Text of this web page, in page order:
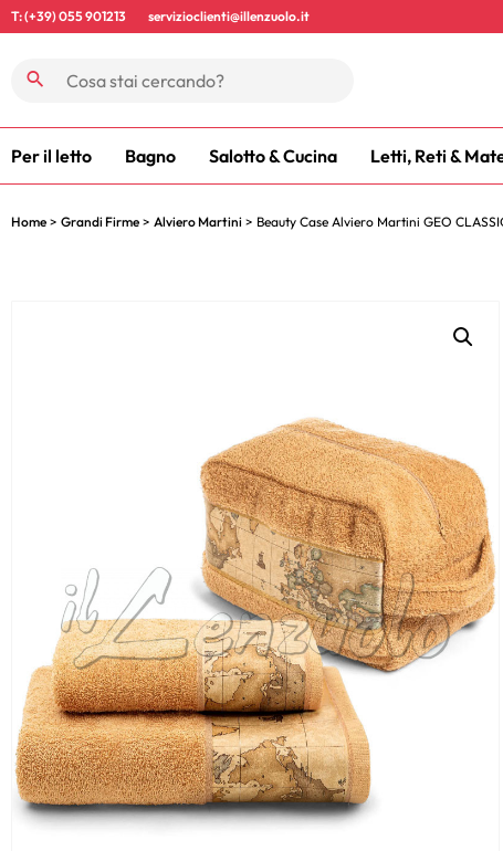
T: (+39) 055 901213 servizioclienti@illenzuolo.it
Per il letto Bagno Salotto & Cucina Letti, Reti &
Home > Grandi Firme > Alviero Martini > Beauty Case Alviero Martini GEO